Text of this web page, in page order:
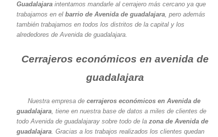
Guadalajara intentamos mandarle al cerrajero más cercano ya que
trabajamos en el barrio de Avenida de guadalajara , pero además
también trabajamos en todos los distritos de la capital y los
alrededores de Avenida de guadalajara.
Cerrajeros económicos en avenida de
guadalajara
Nuestra empresa decerrajeros económicos en Avenida de
guadalajara , tiene en nuestra base de datos a miles de clientes de
todo Avenida de guadalajaray sobre todo de la zona de Avenida de
guadalajara . Gracias a los trabajos realizados los clientes quedan